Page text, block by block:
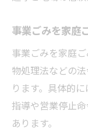
事業ごみを家庭
事業ごみを家庭
物処理法などの
ります。具体的
指導や営業停止
あります。